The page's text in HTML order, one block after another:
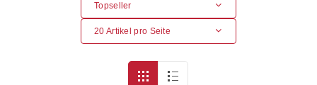
Topseller
20 Artikel pro Seite